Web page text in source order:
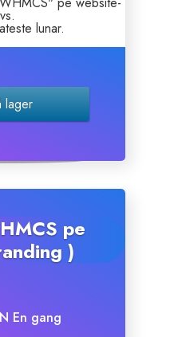
lunar.
lager
pe
)
En gang